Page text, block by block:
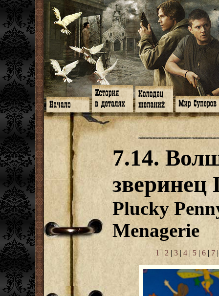
Главная
Программа
Форум
Facebook
Гостевая
Книги
Галереи
Музыка
Видео
Субтитры
Заметки
Мысли
Откровение
Арт-кафе
Игромания
Фанфики
Обои
Фанарт
Анекдоты
Передоз
Страшилки
Знакомство
Обитатели
Семейное
Дневник
СИЗО
Суперы от и
7.14.
Plucky
Menagerie
1 | 2 | 3 | 4 | 5 | 6 | 7